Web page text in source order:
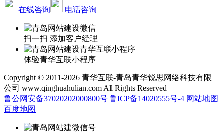
在线咨询
电话咨询
扫一扫 添加客户经理
体验青华互联小程序
Copyright © 2011-2026 青华互联-青岛青华锐思网络科技有限
公司 www.qinghuahulian.com All Rights Reserved
鲁公网安备37020202000800号 鲁ICP备14020555号-4 网站地图
百度地图